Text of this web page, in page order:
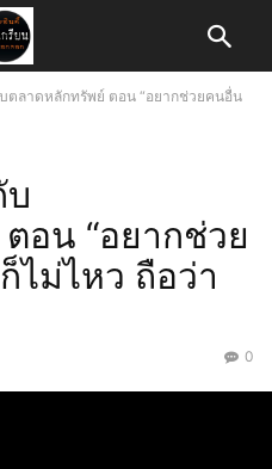
ตลาดหลักทรัพย์ ตอน “อยากช่วยคนอื่น
บ
อน “อยากช่วย
ไม่ไหว ถือว่า
0